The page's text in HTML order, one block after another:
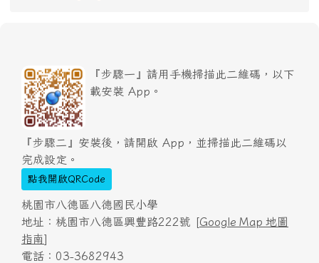
『步驟一』請用手機掃描此二維碼，以下
載安裝 App。
『步驟二』安裝後，請開啟 App，並掃描此二維碼以
完成設定。
點我開啟QRCode
桃園市八德區八德國民小學
地址：桃園市八德區興豐路222號 [Google Map 地圖
指南]
電話：03-3682943